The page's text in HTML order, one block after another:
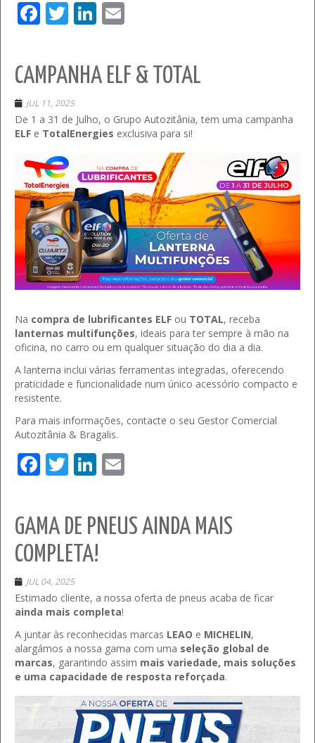
Facebook
TwitterLinkedIn
CAMPANHA ELF & TOTAL
JUL 11, 2025
De 1 a 31 de Julho, o Grupo Autozitânia, tem uma campanha
ELF e TotalEnergies exclusiva para si!
Na compra de lubrificantes ELF ou TOTAL, receba
lanternas multifunções, ideais para ter sempre à mão na
oficina, no carro ou em qualquer situação do dia a dia.
A lanterna inclui várias ferramentas integradas, oferecendo
praticidade e funcionalidade num único acessório compacto e
resistente.
Para mais informações, contacte o seu Gestor Comercial
Autozitânia & Bragalis.
Facebook
TwitterLinkedIn
GAMA DE PNEUS AINDA MAIS
COMPLETA!
JUL 04, 2025
Estimado cliente, a nossa oferta de pneus acaba de ficar
ainda mais completa!
A juntar às reconhecidas marcas LEAO e MICHELIN,
alargámos a nossa gama com uma seleção global de
marcas, garantindo assim mais variedade, mais soluções
e uma capacidade de resposta reforçada.